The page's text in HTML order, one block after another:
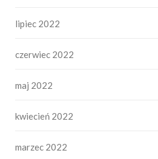
lipiec 2022
czerwiec 2022
maj 2022
kwiecień 2022
marzec 2022